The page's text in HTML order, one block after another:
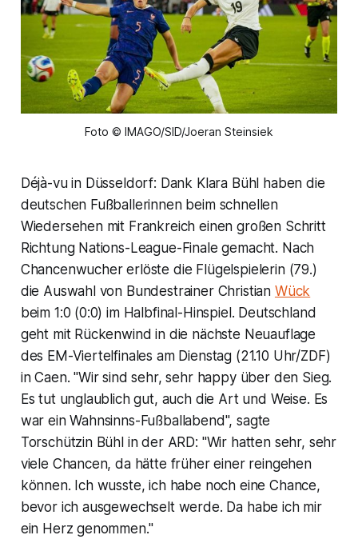
Foto © IMAGO/SID/Joeran Steinsiek
Déjà-vu in Düsseldorf: Dank Klara Bühl haben die
deutschen Fußballerinnen beim schnellen
Wiedersehen mit Frankreich einen großen Schritt
Richtung Nations-League-Finale gemacht. Nach
Chancenwucher erlöste die Flügelspielerin (79.)
die Auswahl von Bundestrainer Christian Wück
beim 1:0 (0:0) im Halbfinal-Hinspiel. Deutschland
geht mit Rückenwind in die nächste Neuauflage
des EM-Viertelfinales am Dienstag (21.10 Uhr/ZDF)
in Caen. "Wir sind sehr, sehr happy über den Sieg.
Es tut unglaublich gut, auch die Art und Weise. Es
war ein Wahnsinns-Fußballabend", sagte
Torschützin Bühl in der ARD: "Wir hatten sehr, sehr
viele Chancen, da hätte früher einer reingehen
können. Ich wusste, ich habe noch eine Chance,
bevor ich ausgewechselt werde. Da habe ich mir
ein Herz genommen."